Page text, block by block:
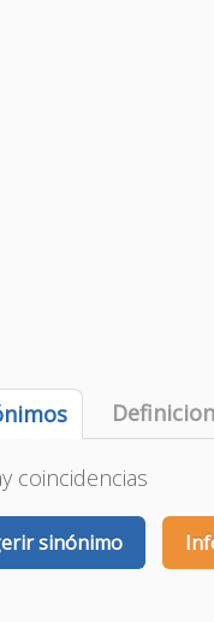
coincidencias
sinónimo